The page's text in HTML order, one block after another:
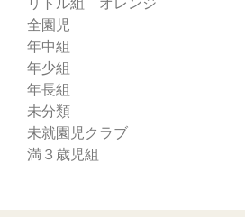
全園児
年中組
年少組
年長組
未分類
未就園児クラブ
満３歳児組